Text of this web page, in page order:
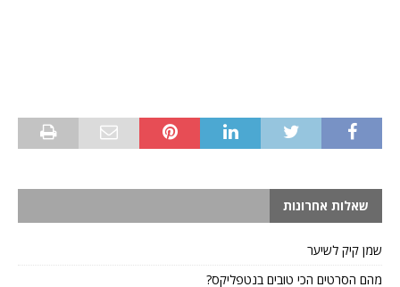
שאלות אחרונות
שמן קיק לשיער
מהם הסרטים הכי טובים בנטפליקס?